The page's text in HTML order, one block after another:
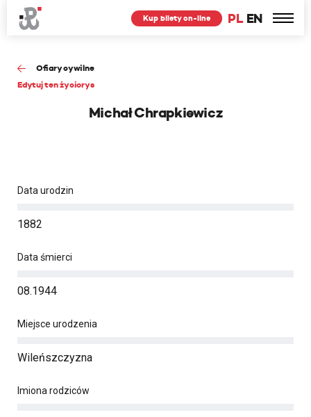
PL EN
Kup bilety on-line
Ofiary cywilne
Edytuj ten życiorys
Michał Chrapkiewicz
Data urodzin
1882
Data śmierci
08.1944
Miejsce urodzenia
Wileńszczyzna
Imiona rodziców